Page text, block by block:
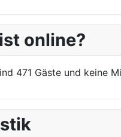
online?
471 Gäste und keine